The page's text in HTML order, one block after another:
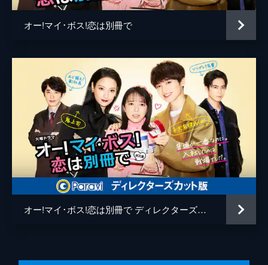
（間宮祥太朗）に気持ちを伝える決心をした
遥（久保田紗友）。しかし、中沢が奈未（上
白石萌音）に告白する姿を目にしてしま
9分
第6話 押してダメなら引いてみなっ!
恋心を中沢（間宮祥太朗）に気づいてもらえ
ない遥（久保田紗友）。和美（秋山ゆずき）
に「押してダメなら引いてみな作戦」を提案
され、中沢との約束をドタキャンするが…。
10分
最終話 ハッピーエンディング!?
「MIYAVI」新生から３年。いまだに友だち関
係の遥（久保田紗友）と中沢（間宮祥太
を伝え、告白するなら今！とけしかける。
オー!マイ･ボス!恋は別冊で
オー!マイ･ボス!恋は別冊で ディレクターズカット版